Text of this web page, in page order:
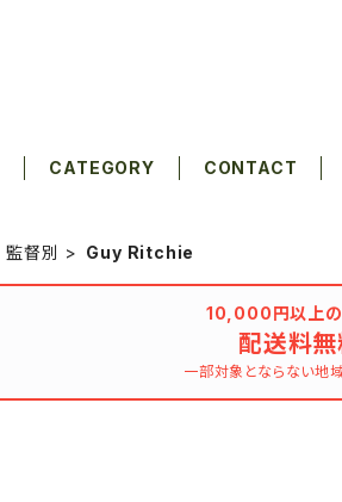
CATEGORY CONTACT
監督別 Guy Ritchie
10,000円以上の
配送料無
一部対象とならない地